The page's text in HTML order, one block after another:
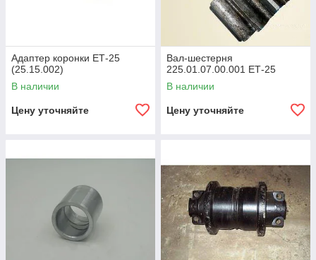
Адаптер коронки ЕТ-25
(25.15.002)
В наличии
Цену уточняйте
Вал-шестерня
225.01.07.00.001 ЕТ-25
В наличии
Цену уточняйте